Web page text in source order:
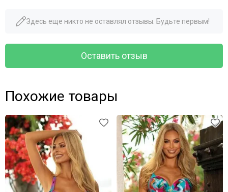
Здесь еще никто не оставлял отзывы. Будьте первым!
Оставить отзыв
Похожие товары